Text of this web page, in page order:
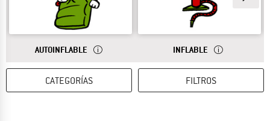
RESPUESTA
AUTOINFLABLE UNA ESTERILLA AISLANTE AUTOINFLABLE TIENE
RESPUESTA
INFLABLE UNA
CATEGORÍAS FILTROS